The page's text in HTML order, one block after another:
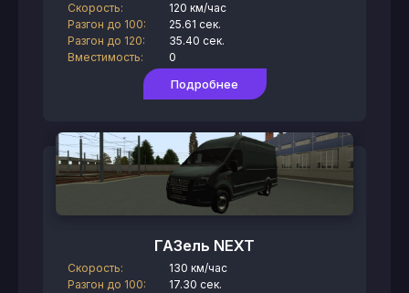
Скорость:
120 км/час
Разгон до 100:
25.61 сек.
Разгон до 120:
35.40 сек.
Вместимость:
0
Подробнее
ГАЗель NEXT
Скорость:
130 км/час
Разгон до 100:
17.30 сек.